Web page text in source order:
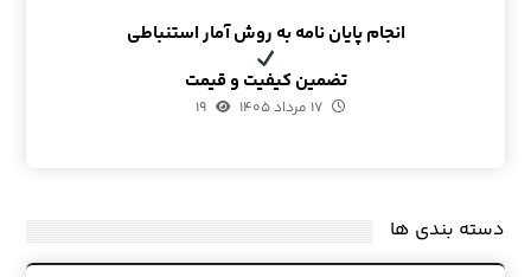
انجام پایان نامه به روش آمار استنباطی
تضمین کیفیت و قیمت
۱۷ مرداد ۱۴۰۵ ۱۹
دسته بندی ها